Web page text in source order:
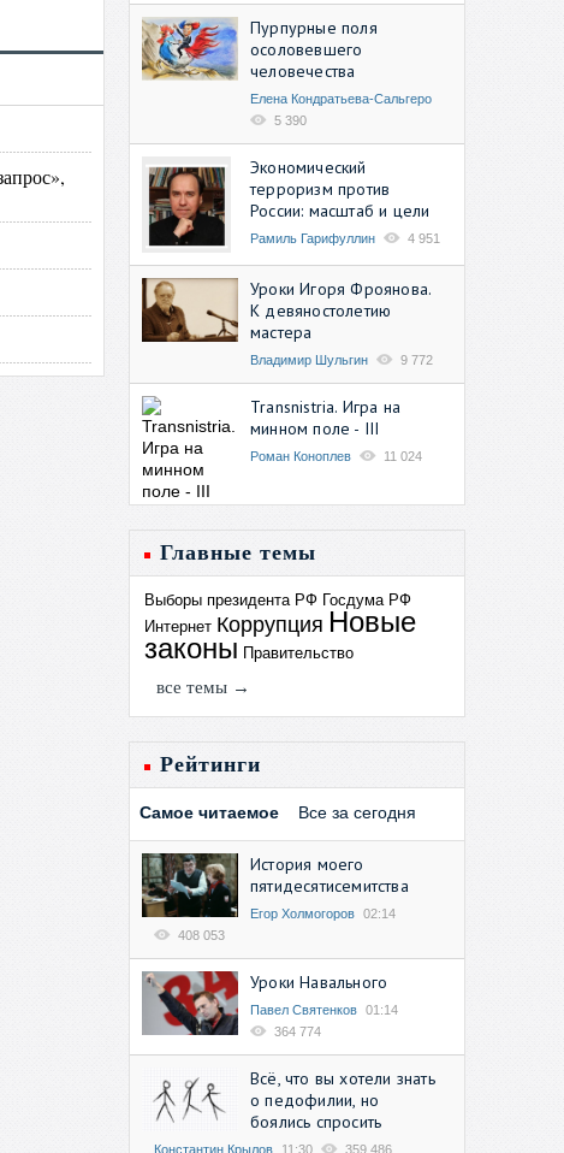
Пурпурные поля
осоловевшего
человечества
Елена Кондратьева-Сальгеро
5 390
Экономический
терроризм против
России: масштаб и цели
Рамиль Гарифуллин 4 951
Уроки Игоря Фроянова.
К девяностолетию
мастера
Владимир Шульгин 9 772
Transnistria. Игра на
минном поле - III
Роман Коноплев 11 024
Главные темы
Выборы президента РФ Госдума РФ
Интернет Коррупция Новые
законы Правительство
все темы →
Рейтинги
Самое читаемое Все за сегодня
История моего
пятидесятисемитства
Егор Холмогоров 02:14
408 053
Уроки Навального
Павел Святенков 01:14
364 774
Всё, что вы хотели знать
о педофилии, но
боялись спросить
Константин Крылов 11:30 359 486